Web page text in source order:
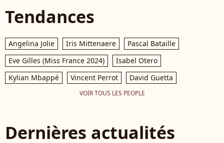
Tendances
Angelina Jolie Iris Mittenaere
Pascal Bataille
Eve Gilles (Miss France 2024)
Isabel Otero
Kylian Mbappé
Vincent Perrot David Guetta
VOIR TOUS LES PEOPLE
Dernières actualités